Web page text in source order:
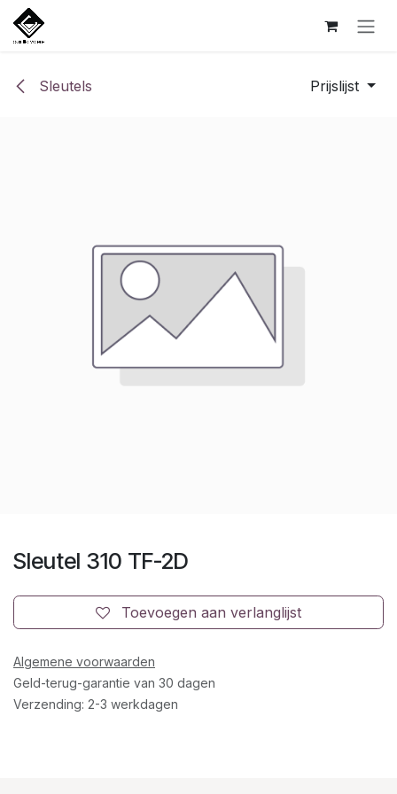
Overslaan naar inhoud
Sleutels Prijslijst
Sleutel 310 TF-2D
Toevoegen aan verlanglijst
Algemene voorwaarden
Geld-terug-garantie van 30 dagen
Verzending: 2-3 werkdagen